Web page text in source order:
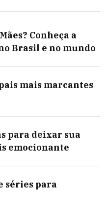
Conheça a
Brasil e no mundo
mais marcantes
para deixar sua
emocionante
séries para